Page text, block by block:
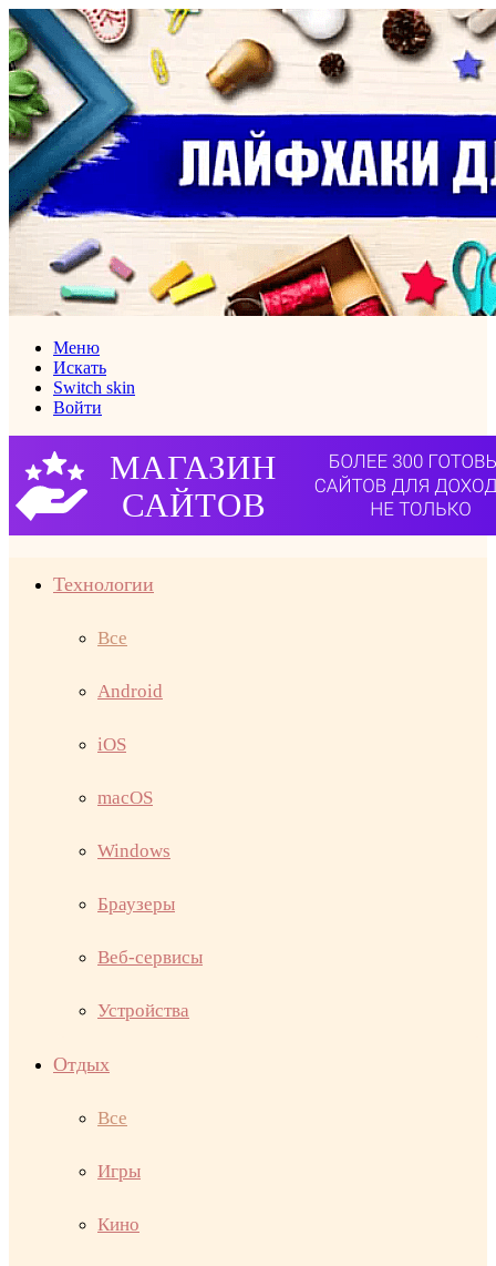
Меню
Искать
Switch skin
Войти
Технологии
Все
Android
iOS
macOS
Windows
Браузеры
Веб-сервисы
Устройства
Отдых
Все
Игры
Кино